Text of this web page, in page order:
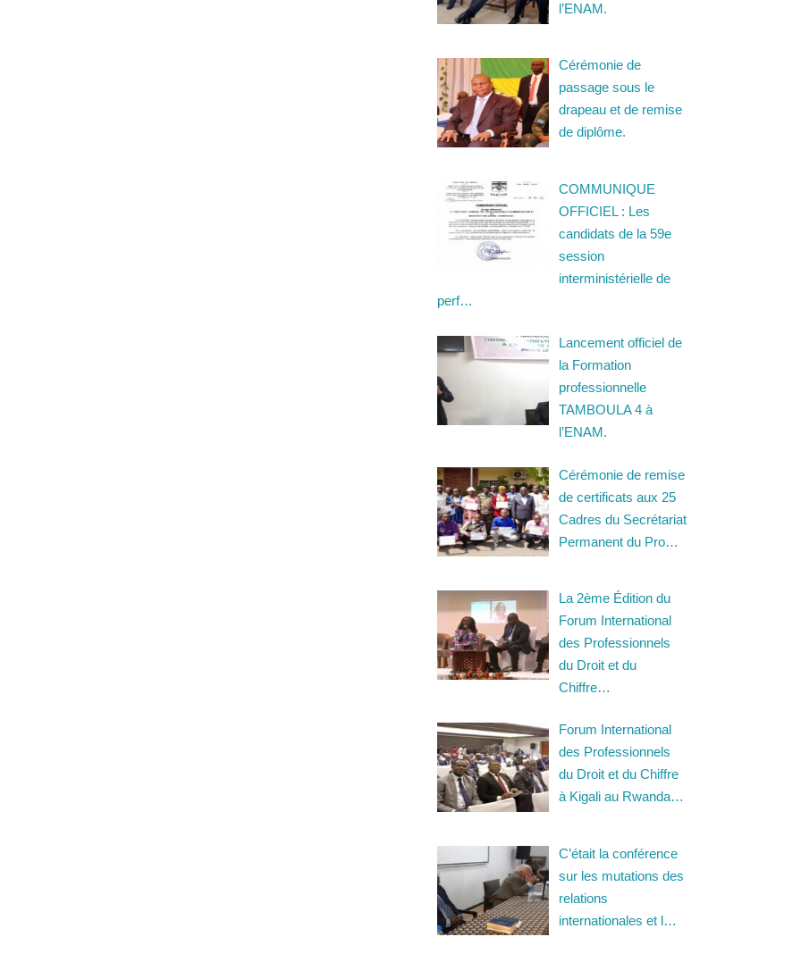
l’ENAM.
Cérémonie de
passage sous le
drapeau et de remise
de diplôme.
COMMUNIQUE
OFFICIEL : Les
candidats de la 59e
session
interministérielle de
perf…
Lancement officiel de
la Formation
professionnelle
TAMBOULA 4 à
l’ENAM.
Cérémonie de remise
de certificats aux 25
Cadres du Secrétariat
Permanent du Pro…
La 2ème Édition du
Forum International
des Professionnels
du Droit et du
Chiffre…
Forum International
des Professionnels
du Droit et du Chiffre
à Kigali au Rwanda…
C’était la conférence
sur les mutations des
relations
internationales et l…